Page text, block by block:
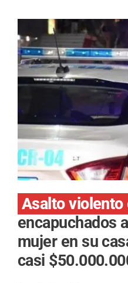
Asalto violento
encapuchados
mujer en su
casi